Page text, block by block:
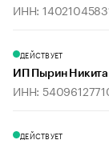
ИНН:
ДЕЙСТВУЕТ
ИП Пырин Никита
ИНН:
ДЕЙСТВУЕТ